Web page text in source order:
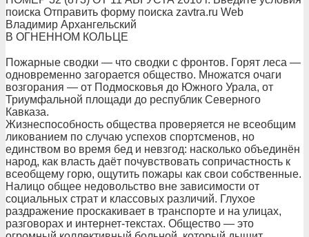
поиска Отправить форму поиска zavtra.ru Web
Владимир Архангельский
В ОГНЕННОМ КОЛЬЦЕ
Пожарные сводки — что сводки с фронтов. Горят леса —
одновременно загорается общество. Множатся очаги
возгорания — от Подмосковья до Южного Урала, от
Триумфальной площади до республик Северного
Кавказа.
Жизнеспособность общества проверяется не всеобщим
ликованием по случаю успехов спортсменов, но
единством во время бед и невзгод: насколько объединён
народ, как власть даёт почувствовать сопричастность к
всеобщему горю, ощутить пожары как свои собственные.
Налицо общее недовольство вне зависимости от
социальных страт и классовых различий. Глухое
раздражение проскакивает в транспорте и на улицах,
разговорах и интернет-текстах. Общество — это